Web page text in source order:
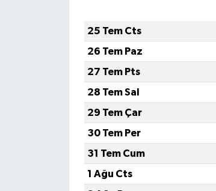
25 Tem Cts
26 Tem Paz
27 Tem Pts
28 Tem Sal
29 Tem Çar
30 Tem Per
31 Tem Cum
1 Ağu Cts